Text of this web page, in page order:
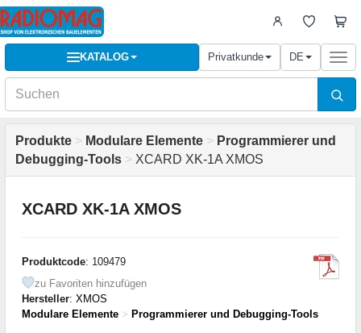
KATALOG Privatkunde DE
Produkte > Modulare Elemente > Programmierer und
Debugging-Tools > XCARD XK-1A XMOS
XCARD XK-1A XMOS
Produktcode: 109479
zu Favoriten hinzufügen
Hersteller: XMOS
Modulare Elemente > Programmierer und Debugging-Tools